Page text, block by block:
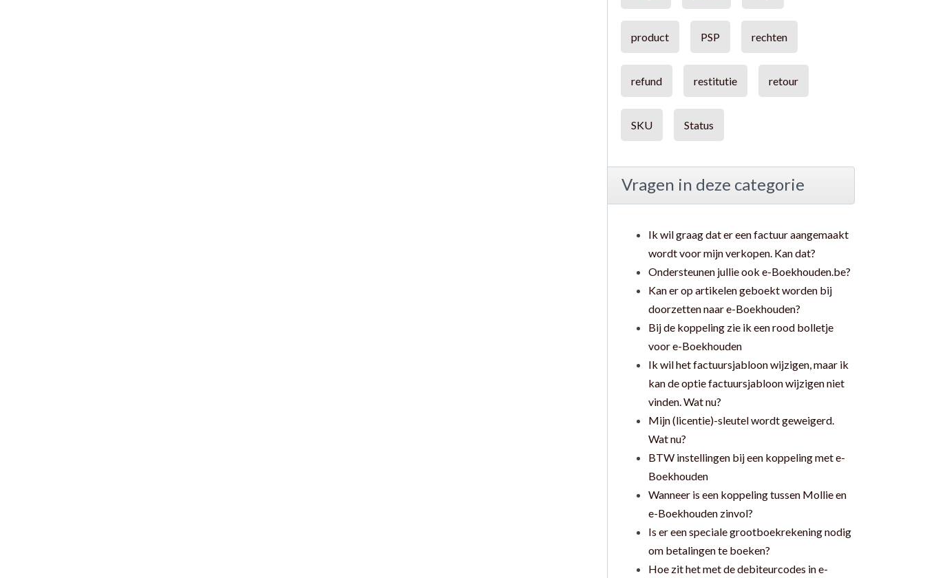
product PSP rechten
refund restitutie retour
SKU Status
Vragen in deze categorie
Ik wil graag dat er een factuur aangemaakt
wordt voor mijn verkopen. Kan dat?
Ondersteunen jullie ook e-Boekhouden.be?
Kan er op artikelen geboekt worden bij
doorzetten naar e-Boekhouden?
Bij de koppeling zie ik een rood bolletje
voor e-Boekhouden
Ik wil het factuursjabloon wijzigen, maar ik
kan de optie factuursjabloon wijzigen niet
vinden. Wat nu?
Mijn (licentie)-sleutel wordt geweigerd.
Wat nu?
BTW instellingen bij een koppeling met e-
Boekhouden
Wanneer is een koppeling tussen Mollie en
e-Boekhouden zinvol?
Is er een speciale grootboekrekening nodig
om betalingen te boeken?
Hoe zit het met de debiteurcodes in e-